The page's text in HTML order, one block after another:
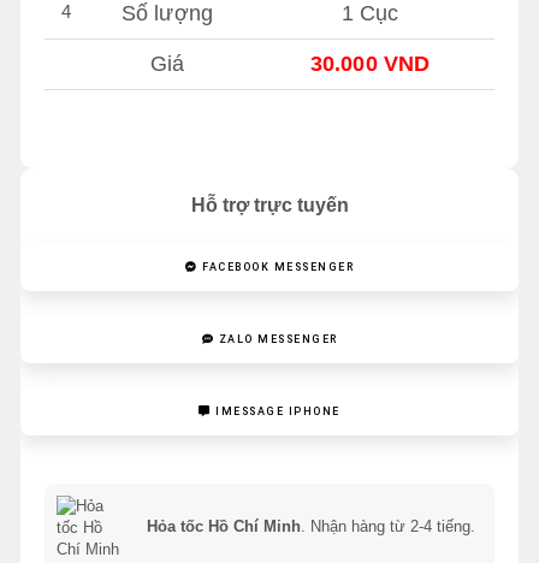
Hỗ trợ trực tuyến
FACEBOOK MESSENGER
ZALO MESSENGER
IMESSAGE IPHONE
Hỏa tốc Hồ Chí Minh. Nhận hàng từ 2-4 tiếng.
4 Số lượng 1 Cục
Giá 30.000 VND